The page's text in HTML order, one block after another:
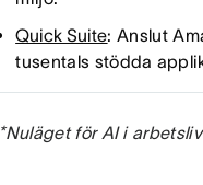
Quick Suite: Anslut
tusentals stödda
*Nuläget för AI i